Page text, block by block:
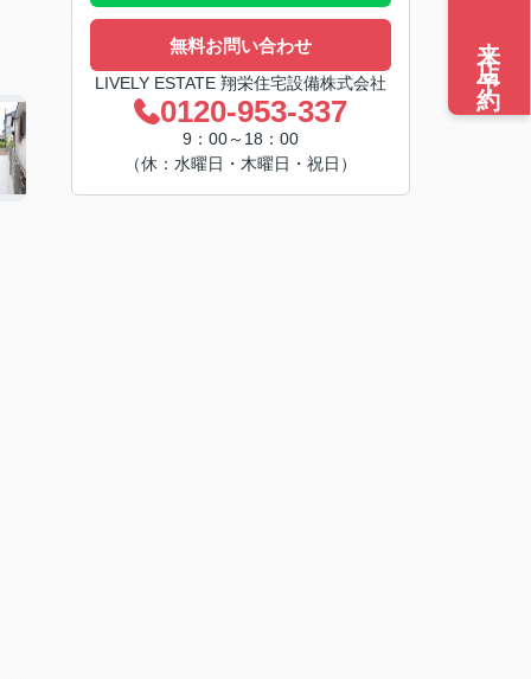
無料お問い合わせ
LIVELY ESTATE 翔栄住宅設備株式会社
0120-953-337
9：00～18：00
（休：水曜日・木曜日・祝日）
来店予約